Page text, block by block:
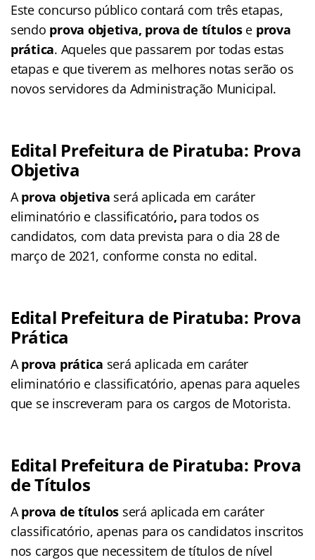
Este concurso público contará com três etapas,
sendo prova objetiva, prova de títulos e prova
prática. Aqueles que passarem por todas estas
etapas e que tiverem as melhores notas serão os
novos servidores da Administração Municipal.
Edital Prefeitura de Piratuba: Prova
Objetiva
Aprova objetiva será aplicada em caráter
eliminatório e classificatório, para todos os
candidatos, com data prevista para o dia 28 de
março de 2021, conforme consta no edital.
Edital Prefeitura de Piratuba: Prova
Prática
Aprova prática será aplicada em caráter
eliminatório e classificatório, apenas para aqueles
que se inscreveram para os cargos de Motorista.
Edital Prefeitura de Piratuba: Prova
de Títulos
Aprova de títulos será aplicada em caráter
classificatório, apenas para os candidatos inscritos
nos cargos que necessitem de títulos de nível